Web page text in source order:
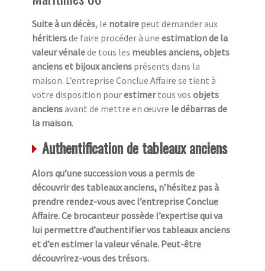
Suite à un décès, le notaire peut demander aux
héritiersde faire procéder à une estimation de la
valeur vénalede tous les meubles anciens, objets
anciens et bijoux anciens présents dans la
maison. L’entreprise Conclue Affaire se tient à
votre disposition pourestimertous vos objets
anciensavant de mettre en œuvre le débarras de
la maison.
Authentification de tableaux anciens
Alors qu’une succession vous a permis de
découvrir des tableaux anciens, n’hésitez pas à
prendre rendez-vous avec l’entreprise Conclue
Affaire. Ce brocanteur possède l’expertise qui va
lui permettre d’authentifier vos tableaux anciens
et d’en estimer la valeur vénale. Peut-être
découvrirez-vous des trésors.